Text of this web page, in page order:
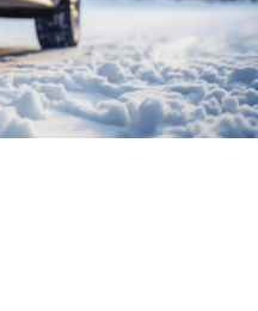
in de buurt
Merken: